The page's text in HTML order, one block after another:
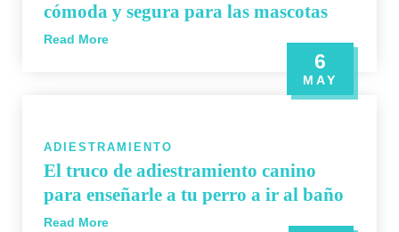
cómoda y segura para las mascotas
Read More
6
MAY
ADIESTRAMIENTO
El truco de adiestramiento canino
para enseñarle a tu perro a ir al baño
Read More